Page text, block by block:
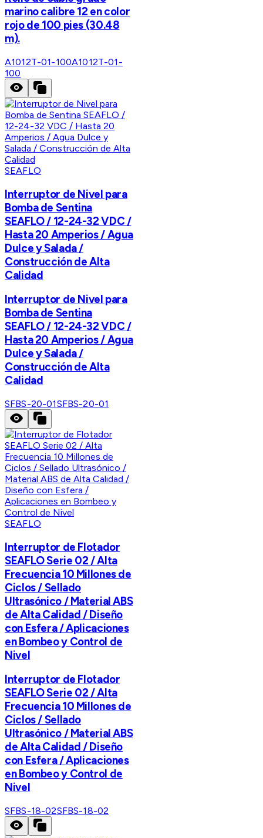
marino calibre 12 en color
rojo de 100 pies (30.48
m).
A1012T-01-100A1012T-01-
100
SEAFLO
Interruptor de Nivel para
Bomba de Sentina
SEAFLO / 12-24-32 VDC /
Hasta 20 Amperios / Agua
Dulce y Salada /
Construcción de Alta
Calidad
Interruptor de Nivel para
Bomba de Sentina
SEAFLO / 12-24-32 VDC /
Hasta 20 Amperios / Agua
Dulce y Salada /
Construcción de Alta
Calidad
SFBS-20-01SFBS-20-01
SEAFLO
Interruptor de Flotador
SEAFLO Serie 02 / Alta
Frecuencia 10 Millones de
Ciclos / Sellado
Ultrasónico / Material ABS
de Alta Calidad / Diseño
con Esfera / Aplicaciones
en Bombeo y Control de
Nivel
Interruptor de Flotador
SEAFLO Serie 02 / Alta
Frecuencia 10 Millones de
Ciclos / Sellado
Ultrasónico / Material ABS
de Alta Calidad / Diseño
con Esfera / Aplicaciones
en Bombeo y Control de
Nivel
SFBS-18-02SFBS-18-02